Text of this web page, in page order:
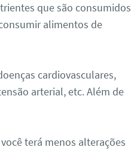
que são consumidos
alimentos de
cardiovasculares,
arterial, etc. Além de
terá menos alterações